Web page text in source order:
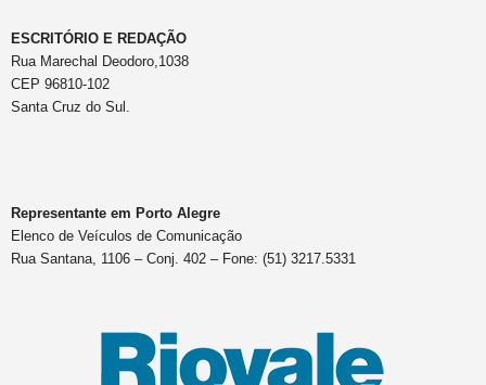
ESCRITÓRIO E REDAÇÃO
Rua Marechal Deodoro,1038
CEP 96810-102
Santa Cruz do Sul.
Representante em Porto Alegre
Elenco de Veículos de Comunicação
Rua Santana, 1106 – Conj. 402 – Fone: (51) 3217.5331